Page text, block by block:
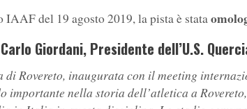
IAAF del 19 agosto 2019, la pista è stata
Giordani, Presidente dell’U.S.
di Rovereto, inaugurata con il meeting
importante nella storia dell’atletica a